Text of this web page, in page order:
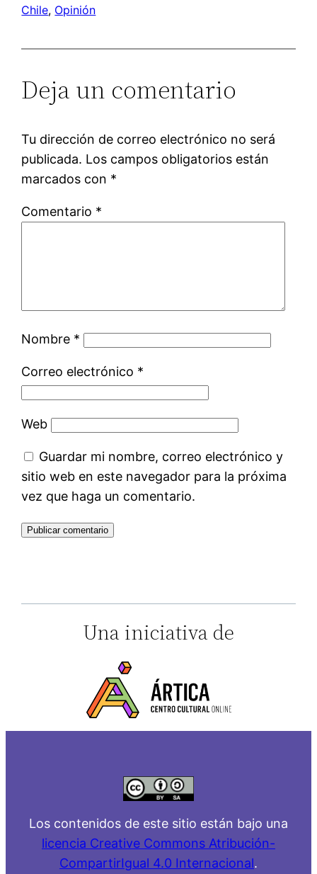
Chile, Opinión
Deja un comentario
Tu dirección de correo electrónico no será
publicada. Los campos obligatorios están
marcados con *
Comentario *
Nombre *
Correo electrónico *
Web
Guardar mi nombre, correo electrónico y
sitio web en este navegador para la próxima
vez que haga un comentario.
Una iniciativa de
Los contenidos de este sitio están bajo una
licencia Creative Commons Atribución-
CompartirIgual 4.0 Internacional.